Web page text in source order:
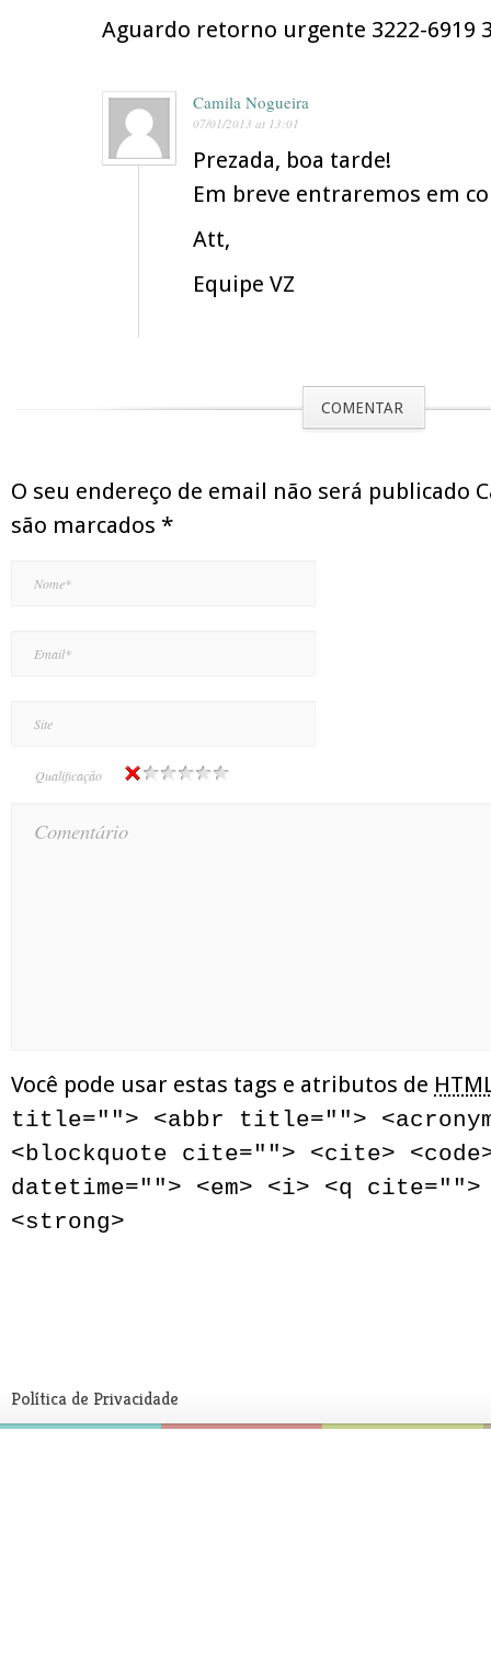
Aguardo retorno urgente 3222-6919
Camila Nogueira
07/01/2013 at 13:01
Prezada, boa tarde!
Em breve entraremos em
Att,
Equipe VZ
COMENTAR
O seu endereço de email não será publicado
são marcados *
Qualificação
Você pode usar estas tags e atributos de
title=""> <abbr title="">
<blockquote cite=""> <cite>
datetime=""> <em> <i> <q
<strong>
Política de Privacidade